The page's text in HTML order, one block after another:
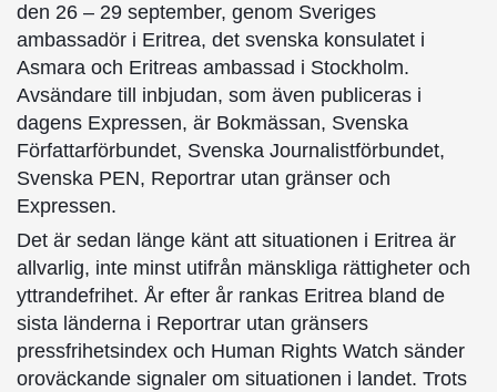
den 26 – 29 september, genom Sveriges
ambassadör i Eritrea, det svenska konsulatet i
Asmara och Eritreas ambassad i Stockholm.
Avsändare till inbjudan, som även publiceras i
dagens Expressen, är Bokmässan, Svenska
Författarförbundet, Svenska Journalistförbundet,
Svenska PEN, Reportrar utan gränser och
Expressen.
Det är sedan länge känt att situationen i Eritrea är
allvarlig, inte minst utifrån mänskliga rättigheter och
yttrandefrihet. År efter år rankas Eritrea bland de
sista länderna i Reportrar utan gränsers
pressfrihetsindex och Human Rights Watch sänder
oroväckande signaler om situationen i landet. Trots